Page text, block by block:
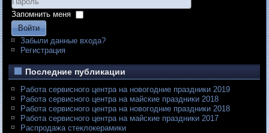
Запомнить меня
Войти
Забыли данные входа?
Регистрация
Последние публикации
Работа сервисного центра на новогодние праздники 2019
Работа сервисного центра на майские праздники 2018
Работа сервисного центра на новогодние праздники 2018
Работа сервисного центра на майские праздники 2017
Распродажа стеклокерамики